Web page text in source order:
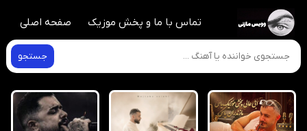
تماس با ما و پخش موزیک صفحه اصلی
جستجو